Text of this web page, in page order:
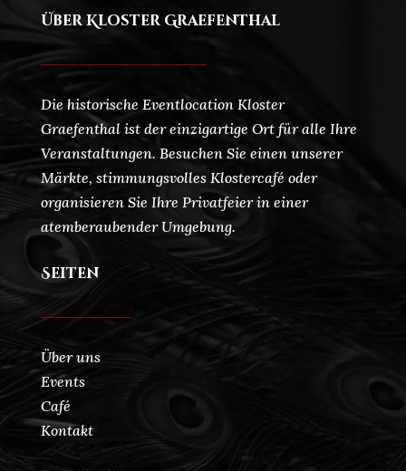
Über Kloster Graefenthal
Die historische Eventlocation Kloster
Graefenthal ist der einzigartige Ort für alle Ihre
Veranstaltungen. Besuchen Sie einen unserer
Märkte, stimmungsvolles Klostercafé oder
organisieren Sie Ihre Privatfeier in einer
atemberaubender Umgebung.
Seiten
Über uns
Events
Café
Kontakt